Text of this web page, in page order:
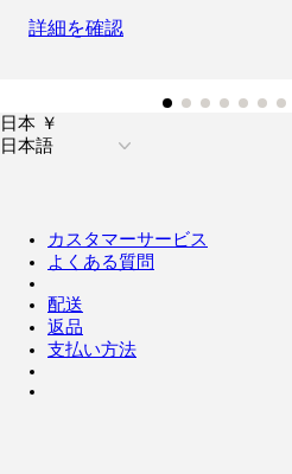
詳細を確認
日本 ￥
日本語
カスタマーサービス
よくある質問
配送
返品
支払い方法